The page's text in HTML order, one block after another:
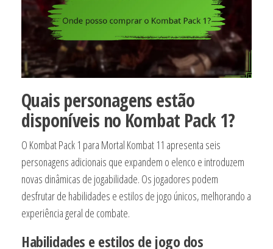
Quais personagens estão
disponíveis no Kombat Pack 1?
O Kombat Pack 1 para Mortal Kombat 11 apresenta seis
personagens adicionais que expandem o elenco e introduzem
novas dinâmicas de jogabilidade. Os jogadores podem
desfrutar de habilidades e estilos de jogo únicos, melhorando a
experiência geral de combate.
Habilidades e estilos de jogo dos